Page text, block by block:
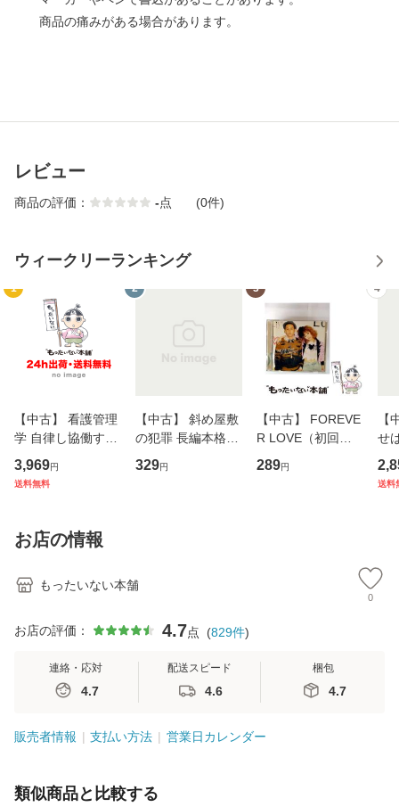
商品の痛みがある場合があります。
レビュー
商品の評価： -点 (0件)
ウィークリーランキング
1
【中古】 看護管理
学 自律し協働する
専門職の看護マネ
ジメントスキル 改
恵 藤本幸三 / 南江
堂 [単行
3,969円
送料無料
2
【中古】 斜め屋敷
の犯罪 長編本格推
理小説 (光文社文
庫) / 島田荘司 / 光
329円
3
【中古】 FOREVE
R LOVE（初回生
産限定盤） / 清水
翔太×加藤ミリヤ /
289円
4
【
せ
タ
送料
お店の情報
もったいない本舗
0
お店の評価： 4.7点 (829件)
連絡・応対
4.7
配送スピード
4.6
梱包
4.7
販売者情報 支払い方法 営業日カレンダー
類似商品と比較する